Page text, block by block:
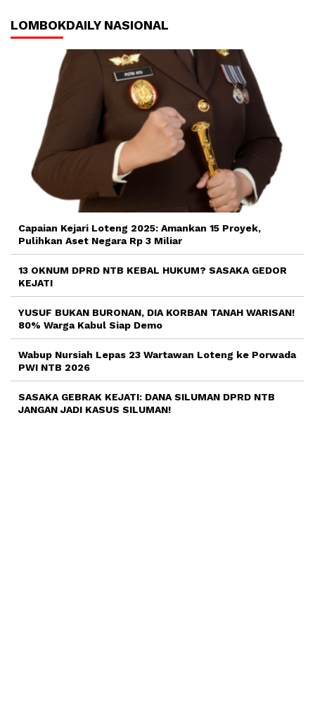
LOMBOKDAILY NASIONAL
Capaian Kejari Loteng 2025: Amankan 15 Proyek,
Pulihkan Aset Negara Rp 3 Miliar
13 OKNUM DPRD NTB KEBAL HUKUM? SASAKA GEDOR
KEJATI
YUSUF BUKAN BURONAN, DIA KORBAN TANAH WARISAN!
80% Warga Kabul Siap Demo
Wabup Nursiah Lepas 23 Wartawan Loteng ke Porwada
PWI NTB 2026
SASAKA GEBRAK KEJATI: DANA SILUMAN DPRD NTB
JANGAN JADI KASUS SILUMAN!